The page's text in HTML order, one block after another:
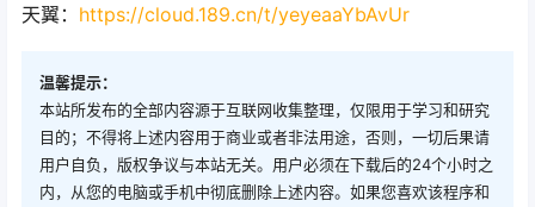
天翼： https://cloud.189.cn/t/yeyeaaYbAvUr
温馨提示：
本站所发布的全部内容源于互联网收集整理，仅限用于学习和研究
目的；不得将上述内容用于商业或者非法用途，否则，一切后果请
用户自负，版权争议与本站无关。用户必须在下载后的24个小时之
内，从您的电脑或手机中彻底删除上述内容。如果您喜欢该程序和